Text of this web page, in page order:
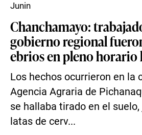
Chanchamayo:
gobierno regional
ebrios en pleno horario
Los hechos ocurrieron en la
Agencia Agraria de
se hallaba tirado en el
latas de cerv...
Junin